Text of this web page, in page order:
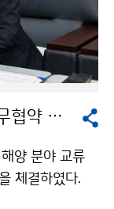
기상청-해군 기상·해양 분야 업무협약 체결
양 분야 교류
체결하였다.